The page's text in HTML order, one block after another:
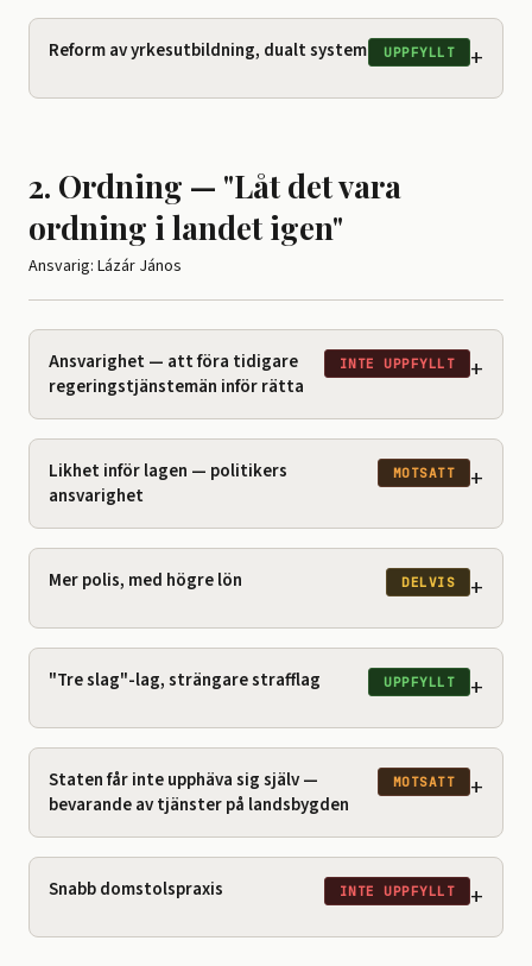
Reform av yrkesutbildning, dualt system UPPFYLLT +
2. Ordning — "Låt det vara
ordning i landet igen"
Ansvarig: Lázár János
Ansvarighet — att föra tidigare
regeringstjänstemän inför rätta
INTE UPPFYLLT +
Likhet inför lagen — politikers
ansvarighet
MOTSATT +
Mer polis, med högre lön DELVIS +
"Tre slag"-lag, strängare strafflag UPPFYLLT +
Staten får inte upphäva sig själv —
bevarande av tjänster på landsbygden
MOTSATT +
Snabb domstolspraxis INTE UPPFYLLT +